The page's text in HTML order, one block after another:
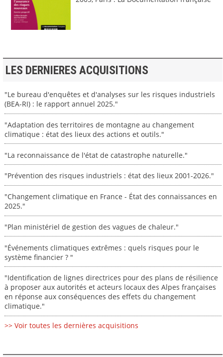
LES DERNIERES ACQUISITIONS
"Le bureau d'enquêtes et d'analyses sur les risques industriels
(BEA-RI) : le rapport annuel 2025."
"Adaptation des territoires de montagne au changement
climatique : état des lieux des actions et outils."
"La reconnaissance de l'état de catastrophe naturelle."
"Prévention des risques industriels : état des lieux 2001-2026."
"Changement climatique en France - État des connaissances en
2025."
"Plan ministériel de gestion des vagues de chaleur."
"Événements climatiques extrêmes : quels risques pour le
système financier ? "
"Identification de lignes directrices pour des plans de résilience
à proposer aux autorités et acteurs locaux des Alpes françaises
en réponse aux conséquences des effets du changement
climatique."
>> Voir toutes les dernières acquisitions